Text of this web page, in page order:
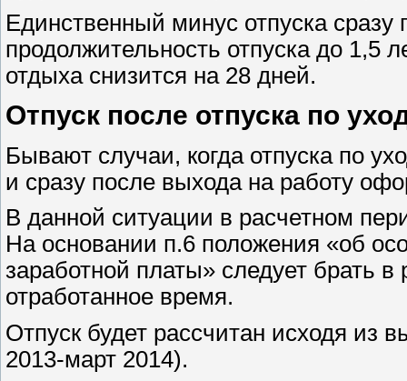
Единственный минус отпуска сразу
продолжительность отпуска до 1,5
отдыха снизится на 28 дней.
Отпуск после отпуска по
Бывают случаи, когда отпуска по
и сразу после выхода на работу
В данной ситуации в расчетном
На основании п.6 положения «об
заработной платы» следует брать
отработанное время.
Отпуск будет рассчитан исходя из
2013-март 2014).